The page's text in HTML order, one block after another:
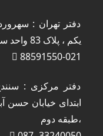
دفتر تهران :
یکم ، پلاک 83 واحد سوم
88591550-021
دفتر مرکزی :
ابتدای خیابان حسن
،طبقه دوم